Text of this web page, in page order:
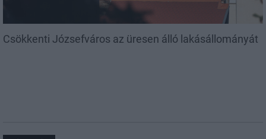
Csökkenti Józsefváros az üresen álló lakásállományát